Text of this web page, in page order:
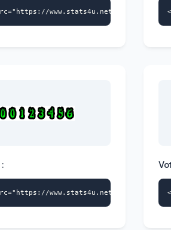
data-style="103" async></script>
www.stats4u.net/s4u.js" data-
data-style="106" async></script>
www.stats4u.net/s4u.js" data-